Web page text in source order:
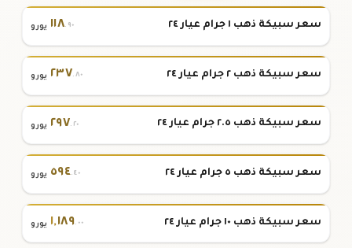
سعر سبيكة ذهب ١ جرام عيار ٢٤ ١١٨.٩٠ يورو
سعر سبيكة ذهب ٢ جرام عيار ٢٤ ٢٣٧.٨٠ يورو
سعر سبيكة ذهب ٢.٥ جرام عيار ٢٤ ٢٩٧.٢٠ يورو
سعر سبيكة ذهب ٥ جرام عيار ٢٤ ٥٩٤.٤٠ يورو
سعر سبيكة ذهب ١٠ جرام عيار ٢٤ ١,١٨٩.٠٠ يورو